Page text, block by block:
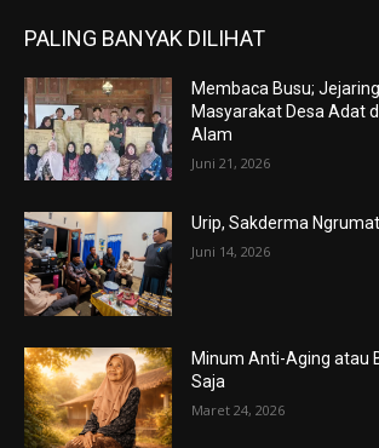
PALING BANYAK DILIHAT
Membaca Busu;
Masyarakat Desa Adat
Alam
Juni 21, 2026
Urip, Sakderma
Juni 14, 2026
Minum Anti-Aging atau
Saja
Maret 24, 2026